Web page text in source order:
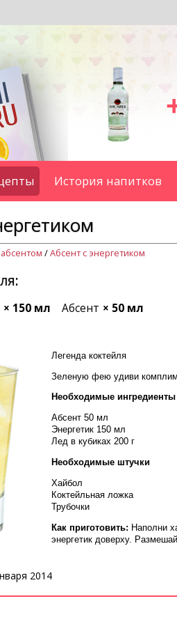
История напитков
/Абсент с энергетиком
× 150 мл Абсент × 50 мл
Легенда коктейля
Зеленую фею удиви
Необходимые ингредиенты
Абсент 50 мл
Энергетик 150 мл
Лед в кубиках 200 г
Необходимые штучки
Хайбол
Коктейльная ложка
Трубочки
Как приготовить: Наполни
энергетик доверху.
2014